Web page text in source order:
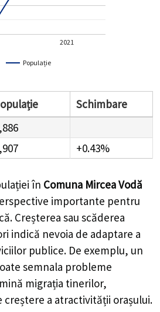
Populație
2021
Schimbare
+0.43%
în Comuna Mircea Vodă
importante pentru
Creșterea sau scăderea
indică nevoia de adaptare a
publice. De exemplu, un
semnala probleme
migrația tinerilor,
creștere a atractivității orașului.